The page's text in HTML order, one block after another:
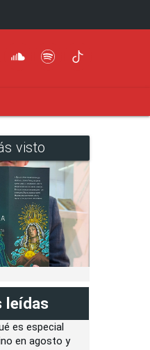
visto
leídas
es especial
en agosto y